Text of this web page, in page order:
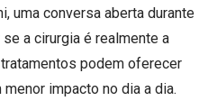
uma conversa aberta durante
a cirurgia é realmente a
podem oferecer
impacto no dia a dia.